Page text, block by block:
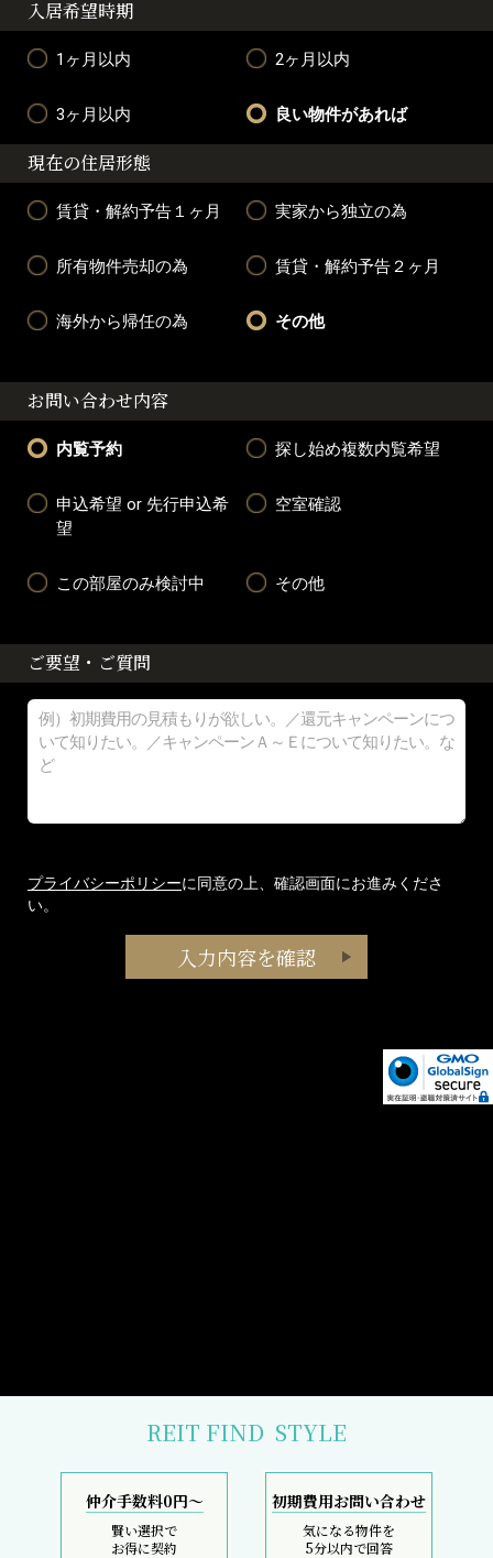
入居希望時期
1ヶ月以内 2ヶ月以内
3ヶ月以内 良い物件があれば
現在の住居形態
賃貸・解約予告１ヶ月 実家から独立の為
所有物件売却の為 賃貸・解約予告２ヶ月
海外から帰任の為 その他
お問い合わせ内容
内覧予約 探し始め複数内覧希望
申込希望 or 先行申込希
望
空室確認
この部屋のみ検討中 その他
ご要望・ご質問
プライバシーポリシーに同意の上、確認画面にお進みくださ
い。
REIT FIND STYLE
仲介手数料0円～
賢い選択で
お得に契約
初期費用お問い合わせ
気になる物件を
5分以内で回答